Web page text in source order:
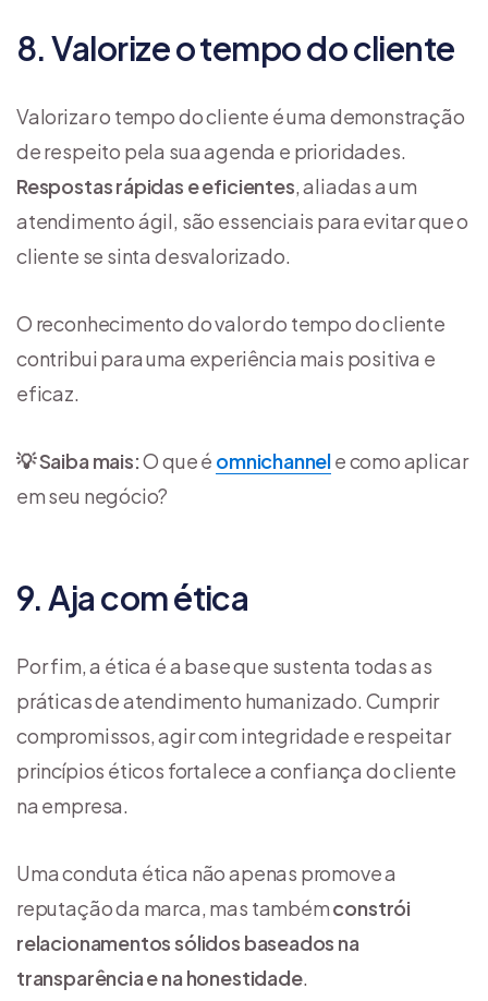
8. Valorize o tempo do cliente
Valorizar o tempo do cliente é uma demonstração
de respeito pela sua agenda e prioridades.
Respostas rápidas e eficientes, aliadas a um
atendimento ágil, são essenciais para evitar que o
cliente se sinta desvalorizado.
O reconhecimento do valor do tempo do cliente
contribui para uma experiência mais positiva e
eficaz.
💡 Saiba mais:O que é omnichannele como aplicar
em seu negócio?
9. Aja com ética
Por fim, a ética é a base que sustenta todas as
práticas de atendimento humanizado. Cumprir
compromissos, agir com integridade e respeitar
princípios éticos fortalece a confiança do cliente
na empresa.
Uma conduta ética não apenas promove a
reputação da marca, mas tambémconstrói
relacionamentos sólidos baseados na
transparência e na honestidade.